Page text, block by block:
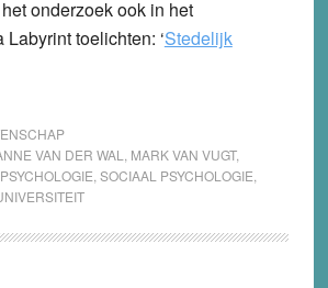
onderzoek ook in het
toelichten: ‘Stedelijk
VAN DER WAL MARK VAN VUGT,
PSYCHOLOGIE SOCIAAL PSYCHOLOGIE